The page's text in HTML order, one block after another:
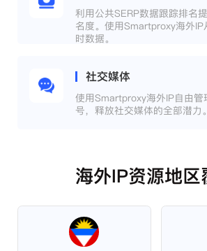
利用公共SERP数据跟踪排名
名度。使用Smartproxy海外
时数据。
社交媒体
使用Smartproxy海外IP自由管
号，释放社交媒体的全部潜力。
海外IP资源地区